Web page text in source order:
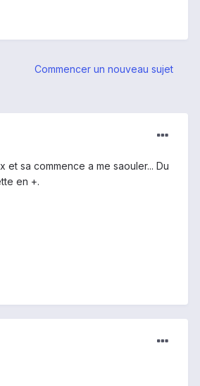
Commencer un nouveau sujet
sa commence a me saouler... Du
en +.